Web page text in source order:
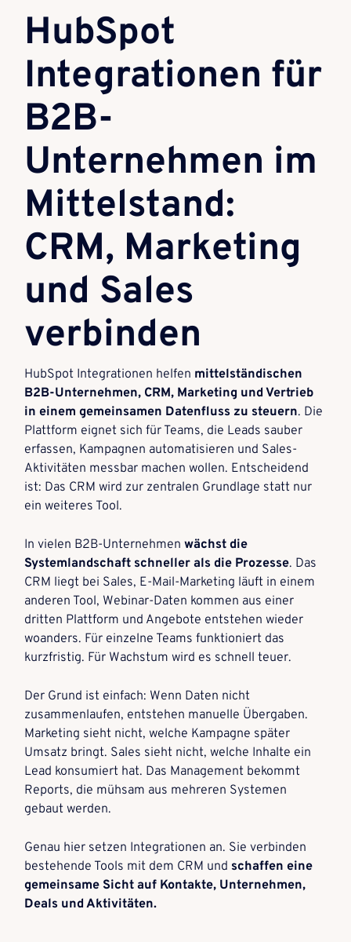
HubSpot
Integrationen für
B2B-
Unternehmen im
Mittelstand:
CRM, Marketing
und Sales
verbinden
HubSpot Integrationen helfen mittelständischen
B2B-Unternehmen, CRM, Marketing und Vertrieb
in einem gemeinsamen Datenfluss zu steuern. Die
Plattform eignet sich für Teams, die Leads sauber
erfassen, Kampagnen automatisieren und Sales-
Aktivitäten messbar machen wollen. Entscheidend
ist: Das CRM wird zur zentralen Grundlage statt nur
ein weiteres Tool.
In vielen B2B-Unternehmen wächst die
Systemlandschaft schneller als die Prozesse. Das
CRM liegt bei Sales, E-Mail-Marketing läuft in einem
anderen Tool, Webinar-Daten kommen aus einer
dritten Plattform und Angebote entstehen wieder
woanders. Für einzelne Teams funktioniert das
kurzfristig. Für Wachstum wird es schnell teuer.
Der Grund ist einfach: Wenn Daten nicht
zusammenlaufen, entstehen manuelle Übergaben.
Marketing sieht nicht, welche Kampagne später
Umsatz bringt. Sales sieht nicht, welche Inhalte ein
Lead konsumiert hat. Das Management bekommt
Reports, die mühsam aus mehreren Systemen
gebaut werden.
Genau hier setzen Integrationen an. Sie verbinden
bestehende Tools mit dem CRM und schaffen eine
gemeinsame Sicht auf Kontakte, Unternehmen,
Deals und Aktivitäten.